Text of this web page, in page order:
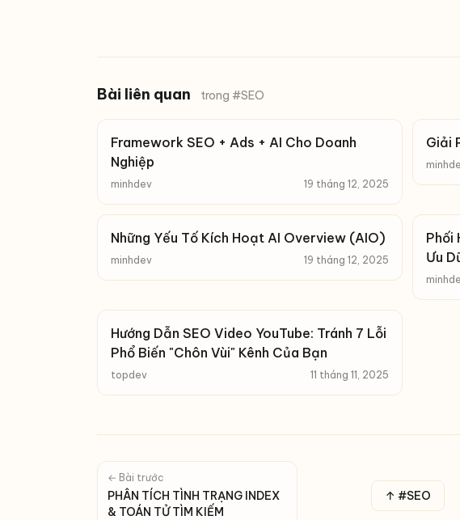
Bài liên quan trong #SEO
Framework SEO + Ads + AI Cho Doanh
Nghiệp
minhdev 19 tháng 12, 2025
Giải
Những Yếu Tố Kích Hoạt AI Overview (AIO)
minhdev 19 tháng 12, 2025
Phối
Ưu
Hướng Dẫn SEO Video YouTube: Tránh 7 Lỗi
Phổ Biến "Chôn Vùi" Kênh Của Bạn
topdev 11 tháng 11, 2025
← Bài trước
PHÂN TÍCH TÌNH TRẠNG INDEX
& TOÁN TỬ TÌM KIẾM
↑ #SEO